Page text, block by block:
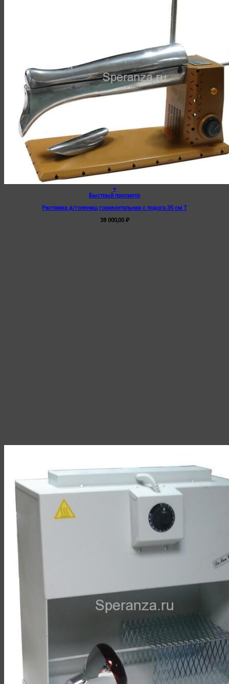
+
Быстрый просмотр
Растяжка д/голенищ горизонтальная с подогр.35 см Т
38 000,00 ₽